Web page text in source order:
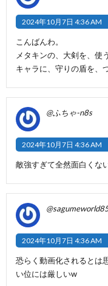
2024年10月7日 4:36 AM
こんばんわ。
メタキンの、大剣を、使
キャラに、守りの盾を、
@ふちゃ-n8s
2024年10月7日 4:36 AM
敵強すぎて全然面白くな
2024年10月7日 4:36 AM
恐らく動画化されるとは
い位には厳しいw